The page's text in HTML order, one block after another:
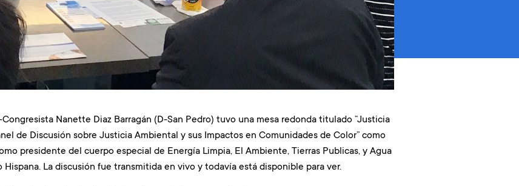
Nanette Diaz Barragán (D-San Pedro) tuvo una mesa redonda titulado “Justicia
de Discusión sobre Justicia Ambiental y sus Impactos en Comunidades de Color” como
presidente del cuerpo especial de Energía Limpia, El Ambiente, Tierras Publicas, y Agua
Hispana. La discusión fue transmitida en vivo y todavía está disponible para ver.